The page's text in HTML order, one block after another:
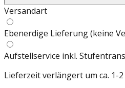
Versandart
Ebenerdige Lieferung (keine
Aufstellservice inkl.
Lieferzeit verlängert um ca. 1-